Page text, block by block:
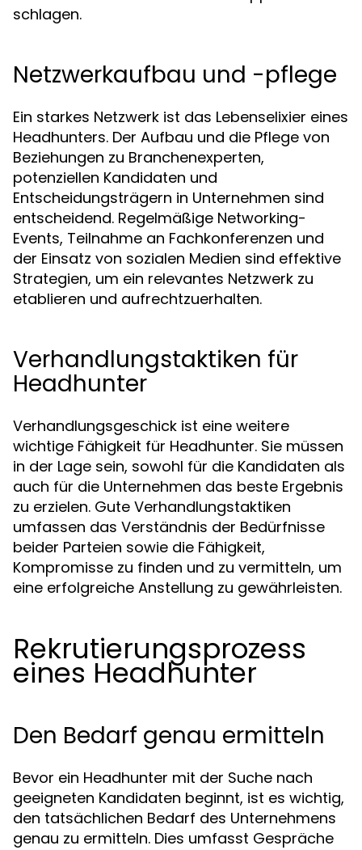
schlagen.
Netzwerkaufbau und -pflege
Ein starkes Netzwerk ist das Lebenselixier eines
Headhunters. Der Aufbau und die Pflege von
Beziehungen zu Branchenexperten,
potenziellen Kandidaten und
Entscheidungsträgern in Unternehmen sind
entscheidend. Regelmäßige Networking-
Events, Teilnahme an Fachkonferenzen und
der Einsatz von sozialen Medien sind effektive
Strategien, um ein relevantes Netzwerk zu
etablieren und aufrechtzuerhalten.
Verhandlungstaktiken für
Headhunter
Verhandlungsgeschick ist eine weitere
wichtige Fähigkeit für Headhunter. Sie müssen
in der Lage sein, sowohl für die Kandidaten als
auch für die Unternehmen das beste Ergebnis
zu erzielen. Gute Verhandlungstaktiken
umfassen das Verständnis der Bedürfnisse
beider Parteien sowie die Fähigkeit,
Kompromisse zu finden und zu vermitteln, um
eine erfolgreiche Anstellung zu gewährleisten.
Rekrutierungsprozess
eines Headhunter
Den Bedarf genau ermitteln
Bevor ein Headhunter mit der Suche nach
geeigneten Kandidaten beginnt, ist es wichtig,
den tatsächlichen Bedarf des Unternehmens
genau zu ermitteln. Dies umfasst Gespräche